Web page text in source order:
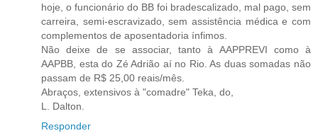
hoje, o funcionário do BB foi bradescalizado, mal pago, sem
carreira, semi-escravizado, sem assistência médica e com
complementos de aposentadoria ínfimos.
Não deixe de se associar, tanto à AAPPREVI como à
AAPBB, esta do Zé Adrião aí no Rio. As duas somadas não
passam de R$ 25,00 reais/mês.
Abraços, extensivos à "comadre" Teka, do,
L. Dalton.
Responder